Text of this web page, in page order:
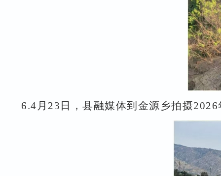
6.4 月 23 日，县融媒体到金源乡拍摄2026